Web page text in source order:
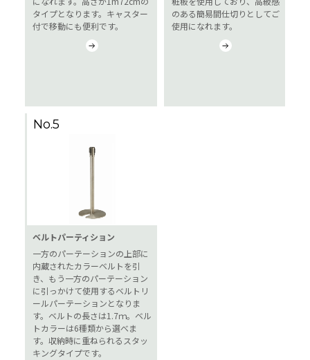
タイプとなります。キャスター
付で移動にも便利です。
のある簡易間仕切りとしてご
使用になれます。
No.5
ベルトパーティション
一方のパーテーションの上部に
内蔵されたカラーベルトを引
き、もう一方のパーテーション
に引っかけて使用するベルトリ
ールパーテーションとなりま
す。ベルトの長さは1.7ｍ。ベル
トカラーは6種類から選べま
す。収納時に重ねられるスタッ
キングタイプです。